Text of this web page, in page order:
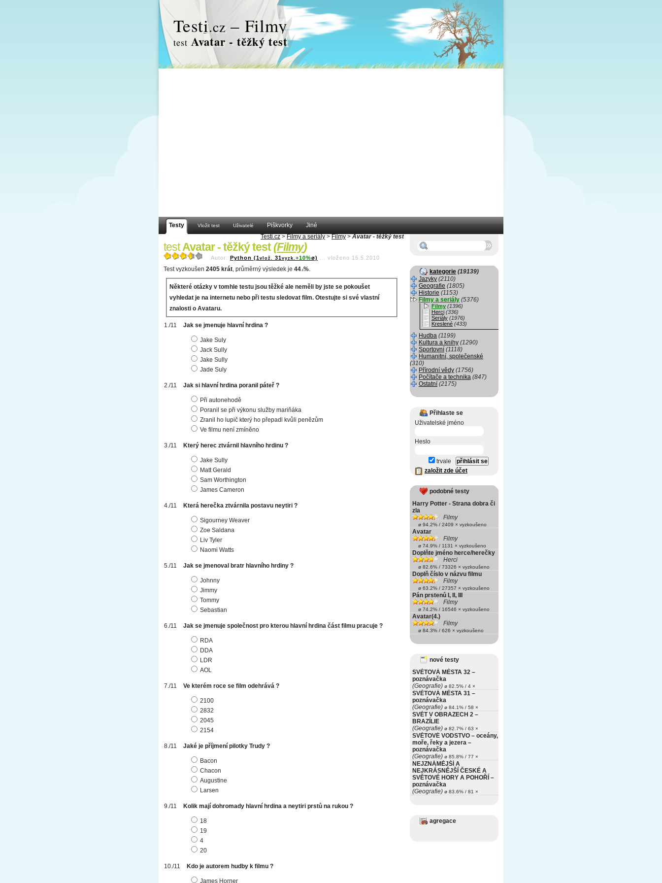
Testi.cz – Filmy
test Avatar - těžký test
Testy Vložit test Uživatelé Piškvorky
Jiné
Testi.cz > Filmy a seriály > Filmy > Avatar - těžký test
testAvatar - těžký test(Filmy)
Autor: Python (1vlož. 31vyzk. +10%ø) vloženo 15.5.2010
Test vyzkoušen 2405 krát, průměrný výsledek je 44 .1%.
Některé otázky v tomhle testu jsou těžké ale neměli by jste se pokoušet
vyhledat je na internetu nebo při testu sledovat film. Otestujte si své vlastní
znalosti o Avataru.
Jak se jmenuje hlavní hrdina ?
Jake Suly
Jack Sully
Jake Sully
Jade Suly
Jak si hlavní hrdina poranil páteř ?
Při autonehodě
Poranil se při výkonu služby mariňáka
Zranil ho lupič který ho přepadl kvůli penězům
Ve filmu není zmíněno
Který herec ztvárnil hlavního hrdinu ?
Jake Sully
Matt Gerald
Sam Worthington
James Cameron
Která herečka ztvárnila postavu neytiri ?
Sigourney Weaver
Zoe Saldana
Liv Tyler
Naomi Watts
Jak se jmenoval bratr hlavního hrdiny ?
Johnny
Jimmy
Tommy
Sebastian
Jak se jmenuje společnost pro kterou hlavní hrdina část filmu pracuje ?
RDA
DDA
LDR
AOL
Ve kterém roce se film odehrává ?
2100
2832
2045
2154
Jaké je příjmení pilotky Trudy ?
Bacon
Chacon
Augustine
Larsen
Kolik mají dohromady hlavní hrdina a neytiri prstů na rukou ?
18
19
4
20
Kdo je autorem hudby k filmu ?
James Horner
kategorie (19139)
Jazyky (2110)
Geografie (1805)
Historie (1153)
Filmy a seriály (5376)
Filmy (1396)
Herci (336)
Seriály (1976)
Kreslené (433)
Hudba (1199)
Kultura a knihy (1290)
Sportovní (1118)
Humanitní, společenské
(310)
Přírodní vědy (1756)
Počítače a technika (847)
Ostatní (2175)
Přihlaste se
Uživatelské jméno
Heslo
trvale
založit zde účet
podobné testy
Harry Potter - Strana dobra či
zla
Filmy
ø 94.2% / 2409 × vyzkoušeno
Avatar
Filmy
ø 74.9% / 1131 × vyzkoušeno
Doplňte jméno herce/herečky
Herci
ø 82.6% / 73326 × vyzkoušeno
Doplň číslo v názvu filmu
Filmy
ø 63.2% / 27357 × vyzkoušeno
Pán prstenů I, II, III
Filmy
ø 74.2% / 16546 × vyzkoušeno
Avatar(4.)
Filmy
ø 84.3% / 626 × vyzkoušeno
nové testy
SVĚTOVÁ MĚSTA 32 –
poznávačka
(Geografie) ø 82.5% / 4 ×
SVĚTOVÁ MĚSTA 31 –
poznávačka
(Geografie) ø 84.1% / 58 ×
SVĚT V OBRAZECH 2 –
BRAZÍLIE
(Geografie) ø 82.7% / 63 ×
SVĚTOVÉ VODSTVO – oceány,
moře, řeky a jezera –
poznávačka
(Geografie) ø 85.8% / 77 ×
NEJZNÁMĚJŠÍ A
NEJKRÁSNĚJŠÍ ČESKÉ A
SVĚTOVÉ HORY A POHOŘÍ –
poznávačka
(Geografie) ø 83.6% / 81 ×
agregace